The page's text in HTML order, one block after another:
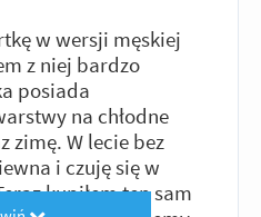
w wersji męskiej
z niej bardzo
posiada
na chłodne
zimę. W lecie bez
i czuję się w
kupiłem ten sam